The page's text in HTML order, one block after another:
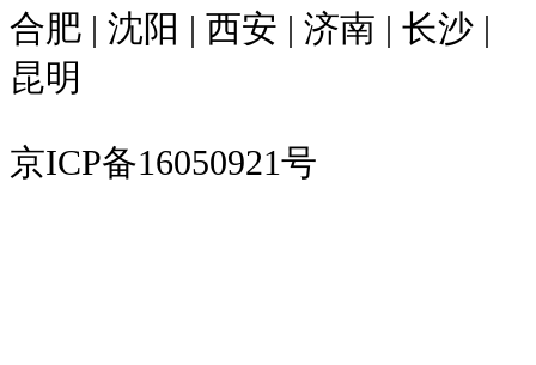
合肥 | 沈阳 | 西安 | 济南 | 长沙 |
昆明
京ICP备16050921号